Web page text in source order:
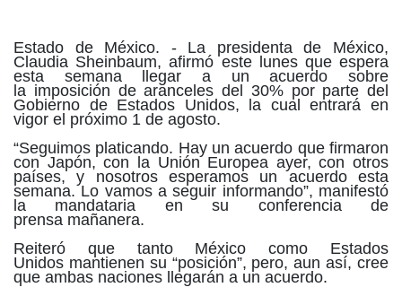
Estado de México. - La presidenta de México,
Claudia Sheinbaum, afirmó este lunes que espera
esta semana llegar a un acuerdo sobre
la imposición de aranceles del 30% por parte del
Gobierno de Estados Unidos, la cual entrará en
vigor el próximo 1 de agosto.
“Seguimos platicando. Hay un acuerdo que firmaron
con Japón, con la Unión Europea ayer, con otros
países, y nosotros esperamos un acuerdo esta
semana. Lo vamos a seguir informando”, manifestó
la mandataria en su conferencia de
prensa mañanera.
Reiteró que tanto México como Estados
Unidos mantienen su “posición”, pero, aun así, cree
que ambas naciones llegarán a un acuerdo.